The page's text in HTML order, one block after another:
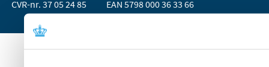
CVR-nr. 37 05 24 85 EAN 5798 000 36 33 66